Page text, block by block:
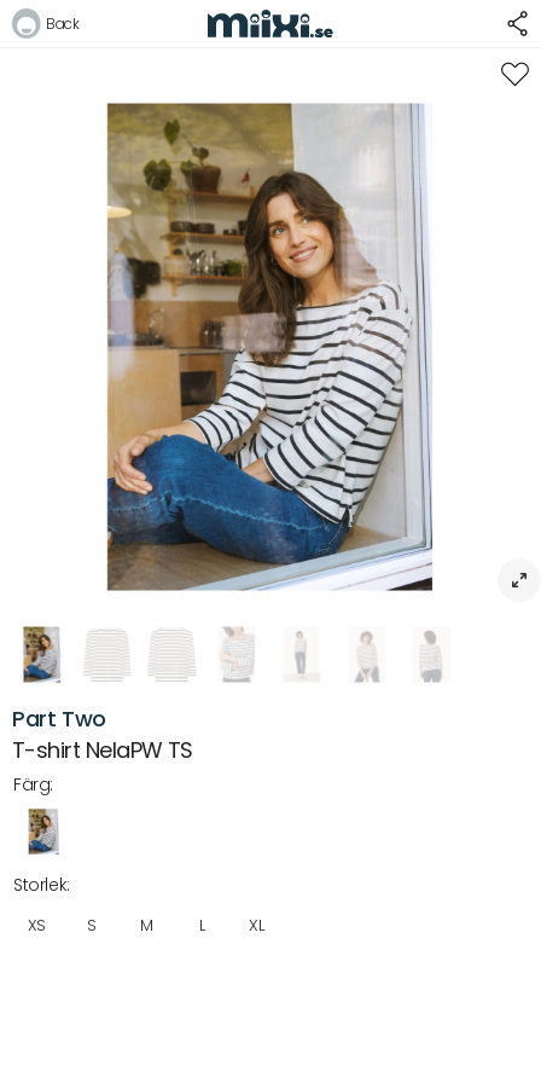
Logga in
Logga in
Bli medlem i Club Miixi
Glömt ditt lösenord?
Ansök om att bli B2B-kund
Back
Part Two
T-shirt NelaPW TS
Färg:
Storlek:
XS S M L XL